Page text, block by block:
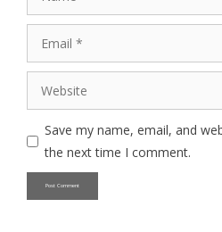
Website
Save my name, email, and
the next time I comment.